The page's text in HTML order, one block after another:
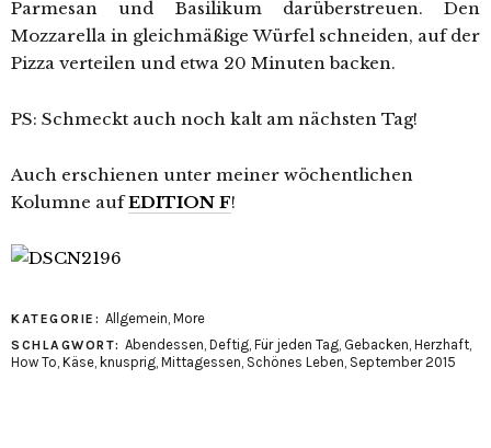
Parmesan und Basilikum darüberstreuen. Den
Mozzarella in gleichmäßige Würfel schneiden, auf der
Pizza verteilen und etwa 20 Minuten backen.
PS: Schmeckt auch noch kalt am nächsten Tag!
Auch erschienen unter meiner wöchentlichen
Kolumne aufEDITION F!
KATEGORIE: Allgemein, More
SCHLAGWORT: Abendessen, Deftig, Für jeden Tag, Gebacken, Herzhaft,
How To, Käse, knusprig, Mittagessen, Schönes Leben, September 2015